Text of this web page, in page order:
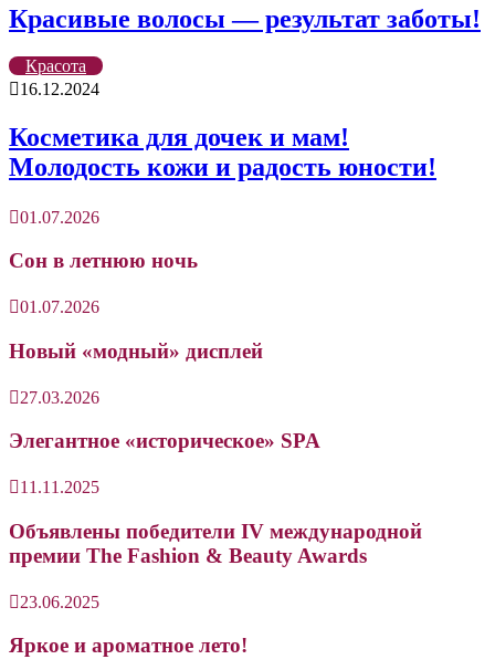
Красивые волосы — результат заботы!
Красота
16.12.2024
Косметика для дочек и мам!
Молодость кожи и радость юности!
01.07.2026
Сон в летнюю ночь
01.07.2026
Новый «модный» дисплей
27.03.2026
Элегантное «историческое» SPA
11.11.2025
Объявлены победители IV международной
премии The Fashion & Beauty Awards
23.06.2025
Яркое и ароматное лето!